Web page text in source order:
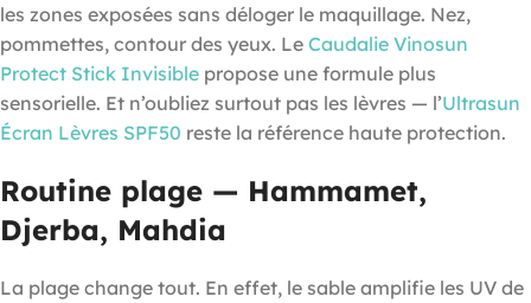
les zones exposées sans déloger le maquillage. Nez,
pommettes, contour des yeux. Le Caudalie Vinosun
Protect Stick Invisible propose une formule plus
sensorielle. Et n’oubliez surtout pas les lèvres — l’Ultrasun
Écran Lèvres SPF50 reste la référence haute protection.
Routine plage — Hammamet,
Djerba, Mahdia
La plage change tout. En effet, le sable amplifie les UV de